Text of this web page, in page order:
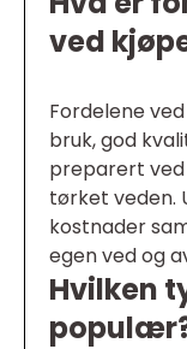
ved
Fordelene
bruk, god
preparert
tørket veden.
kostnader
egen ved og
Hvilken